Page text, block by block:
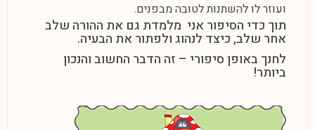
ועוזר לו להשתנות לטובה מבפנים.
תוך כדי הסיפור אני מלמדת גם את ההורה שלב
אחר שלב, כיצד לנהוג ולפתור את הבעיה.
לחנך באופן סיפורי – זה הדבר החשוב והנכון
ביותר!